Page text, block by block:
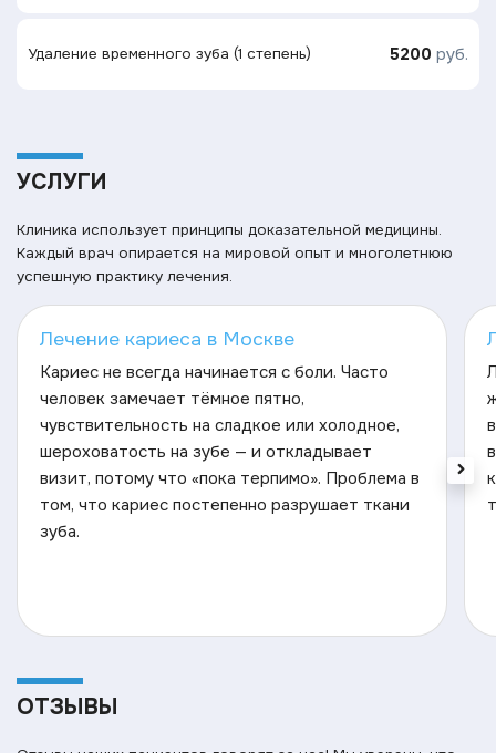
Удаление временного зуба (1 степень) 5200 руб.
УСЛУГИ
Клиника использует принципы доказательной медицины.
Каждый врач опирается на мировой опыт и многолетнюю
успешную практику лечения.
Лечение кариеса в Москве
Кариес не всегда начинается с боли. Часто
человек замечает тёмное пятно,
чувствительность на сладкое или холодное,
шероховатость на зубе — и откладывает
визит, потому что «пока терпимо». Проблема в
том, что кариес постепенно разрушает ткани
зуба.
ОТЗЫВЫ